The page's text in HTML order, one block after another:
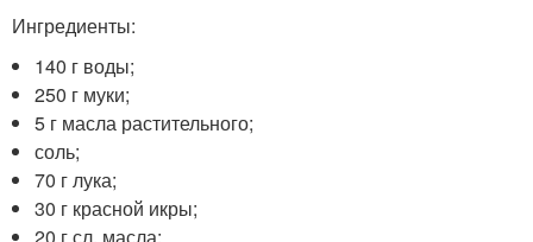
Ингредиенты:
140 г воды;
250 г муки;
5 г масла растительного;
соль;
70 г лука;
30 г красной икры;
20 г сл. масла;